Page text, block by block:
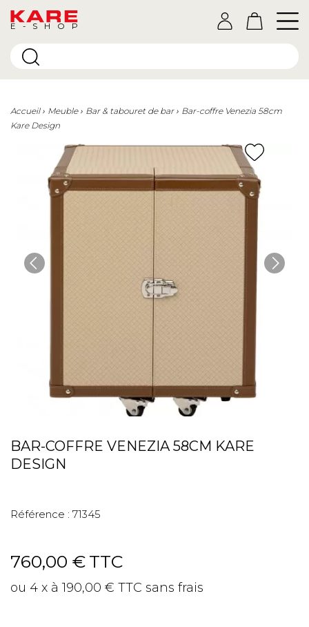
E-SHOP
Accueil Meuble Bar & tabouret de bar
Bar-coffre Venezia 58cm
Kare Design
BAR-COFFRE VENEZIA 58CM KARE
DESIGN
Référence : 71345
760,00 € TTC
ou 4 x à 190,00 € TTC sans frais